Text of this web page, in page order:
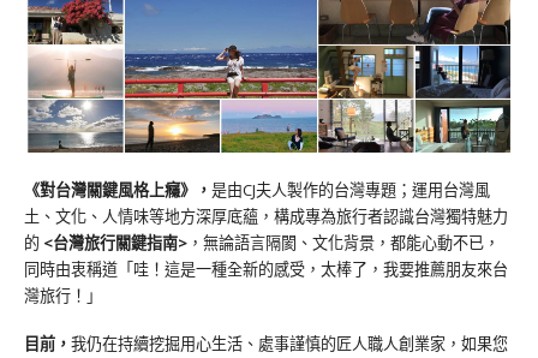
《對台灣關鍵風格上癮》 ， 是由CJ夫人製作的台灣專題；運用台灣風
土、文化、人情味等地方深厚底蘊，構成專為旅行者認識台灣獨特魅力
的 <台灣旅行關鍵指南> ，無論語言隔閡、文化背景，都能心動不已，
同時由衷稱道「哇！這是一種全新的感受，太棒了，我要推薦朋友來台
灣旅行！」
目前， 我仍在持續挖掘用心生活、處事謹慎的匠人職人創業家，如果您